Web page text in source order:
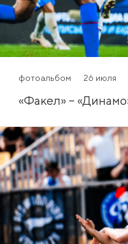
фотоальбом 26 июля
«Факел» –